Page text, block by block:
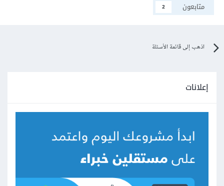
متابعون
2
اذهب إلى قائمة الأسئلة
إعلانات